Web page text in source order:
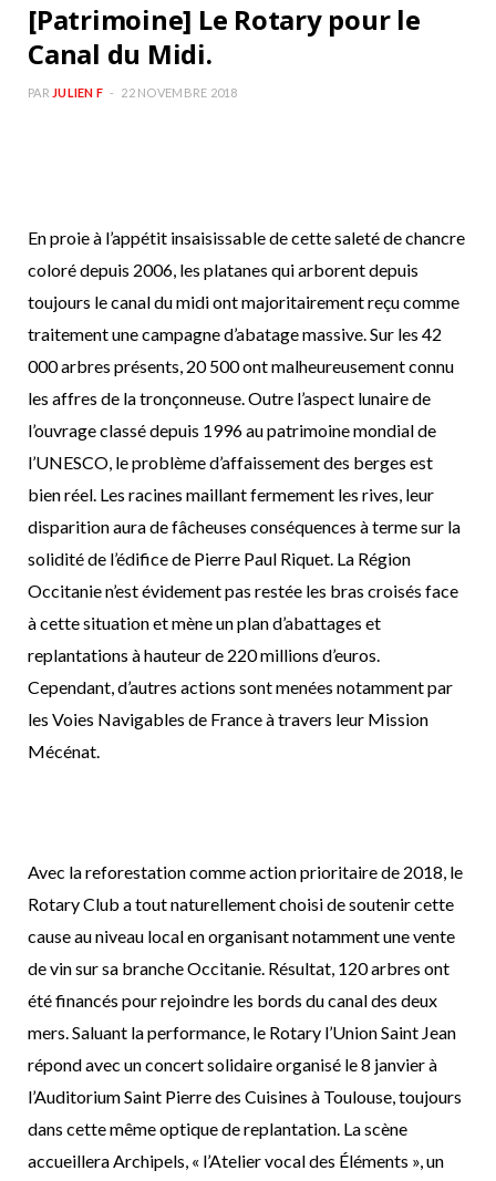
o
[Patrimoine] Le Rotary pour le
Canal du Midi.
PAR JULIEN F 22 NOVEMBRE 2018
En proie à l’appétit insaisissable de cette saleté de chancre
coloré depuis 2006, les platanes qui arborent depuis
toujours le canal du midi ont majoritairement reçu comme
traitement une campagne d’abatage massive. Sur les 42
000 arbres présents, 20 500 ont malheureusement connu
les affres de la tronçonneuse. Outre l’aspect lunaire de
l’ouvrage classé depuis 1996 au patrimoine mondial de
l’UNESCO, le problème d’affaissement des berges est
bien réel. Les racines maillant fermement les rives, leur
disparition aura de fâcheuses conséquences à terme sur la
solidité de l’édifice de Pierre Paul Riquet. La Région
Occitanie n’est évidement pas restée les bras croisés face
à cette situation et mène un plan d’abattages et
replantations à hauteur de 220 millions d’euros.
Cependant, d’autres actions sont menées notamment par
les Voies Navigables de France à travers leur Mission
Mécénat.
Avec la reforestation comme action prioritaire de 2018, le
Rotary Club a tout naturellement choisi de soutenir cette
cause au niveau local en organisant notamment une vente
de vin sur sa branche Occitanie. Résultat, 120 arbres ont
été financés pour rejoindre les bords du canal des deux
mers. Saluant la performance, le Rotary l’Union Saint Jean
répond avec un concert solidaire organisé le 8 janvier à
l’Auditorium Saint Pierre des Cuisines à Toulouse, toujours
dans cette même optique de replantation. La scène
accueillera Archipels, « l’Atelier vocal des Éléments », un